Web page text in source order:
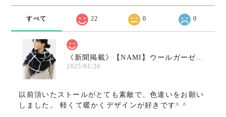
すべて 22 0 0
《新聞掲載》【NAMI】ウールガーゼ小さめストール〇ブラック×ホワイト
2025/01/26
以前頂いたストールがとても素敵で、色違いをお願い
しました。 軽くて暖かくデザインが好きです^ ^